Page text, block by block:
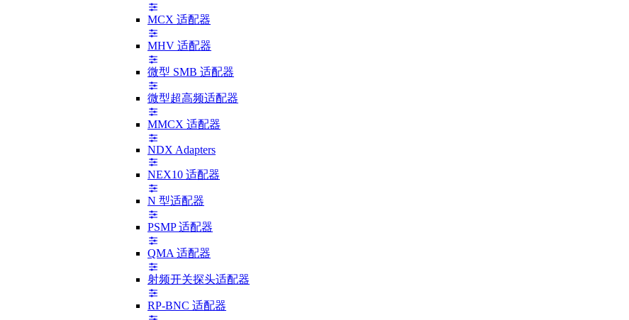
MCX 适配器
MHV 适配器
微型 SMB 适配器
微型超高频适配器
MMCX 适配器
NDX Adapters
NEX10 适配器
N 型适配器
PSMP 适配器
QMA 适配器
射频开关探头适配器
RP-BNC 适配器